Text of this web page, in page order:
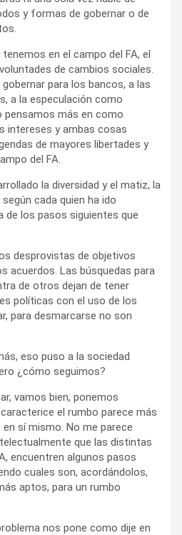
de mayores libertades y
del FA.
la diversidad y el matiz, la
cada quien ha ido
de los pasos siguientes que
desprovistas de objetivos
acuerdos. Las búsquedas para
de otros dejan de tener
políticas con el uso de los
para desmarcarse no son
eso puso a la sociedad
¿cómo seguimos?
vamos bien, ponemos
el rumbo parece más
sí mismo. No me parece
que las distintas
encuentren algunos pasos
cuales son, acordándolos,
aptos, para un rumbo
nos pone como dije en
pero a cuatro meses
que ir con lo que tenemos.
fórmula. Nadie podrá
con la que dejó su
buen antecedente. Tampoco
como de sentido común el que
votos lo avalaron y la mayoría
logros.